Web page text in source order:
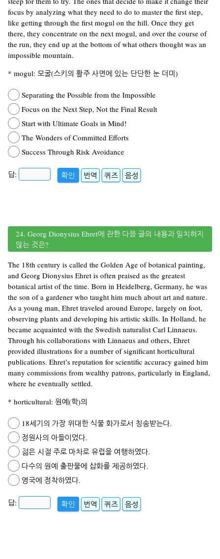
focus by analyzing what they need to do to master the first step,
like getting through the first mogul on the hill. Once they get
there, they concentrate on the next mogul, and over the course of
the run, they end up at the bottom of what others thought was an
impossible mountain.
* mogul: 모굴(스키의 활주 사면에 있는 단단한 눈 더미)
Separating the Possible from the Impossible
Focus on the Next Step, Not the Final Result
Start with Ultimate Goals in Mind!
The Wonders of Committed Efforts
Success Through Risk Avoidance
답: 확인 번역 퀴즈 음성
24. Georg Dionysius Ehret에 관한 다음 글의 내용과 일치하지
않는 것은?
The 18th century is called the Golden Age of botanical painting,
and Georg Dionysius Ehret is often praised as the greatest
botanical artist of the time. Born in Heidelberg, Germany, he was
the son of a gardener who taught him much about art and nature.
As a young man, Ehret traveled around Europe, largely on foot,
observing plants and developing his artistic skills. In Holland, he
became acquainted with the Swedish naturalist Carl Linnaeus.
Through his collaborations with Linnaeus and others, Ehret
provided illustrations for a number of significant horticultural
publications. Ehret’s reputation for scientific accuracy gained him
many commissions from wealthy patrons, particularly in England,
where he eventually settled.
* horticultural: 원예(학)의
18세기의 가장 위대한 식물 화가로서 칭송받는다.
정원사의 아들이었다.
젊은 시절 주로 마차로 유럽을 여행하였다.
다수의 원예 출판물에 삽화를 제공하였다.
영국에 정착하였다.
답: 확인 번역 퀴즈 음성